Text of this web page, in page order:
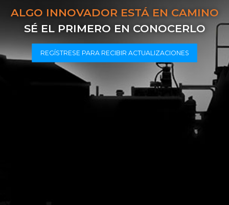
ALGO INNOVADOR ESTÁ EN CAMINO
SÉ EL PRIMERO EN CONOCERLO
REGÍSTRESE PARA RECIBIR ACTUALIZACIONES